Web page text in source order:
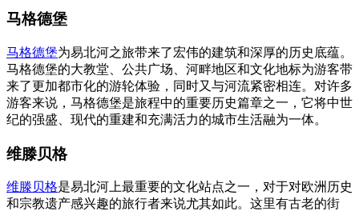
马格德堡
马格德堡为易北河之旅带来了宏伟的建筑和深厚的历史底蕴。
马格德堡的大教堂、公共广场、河畔地区和文化地标为游客带
来了更加都市化的游轮体验，同时又与河流紧密相连。对许多
游客来说，马格德堡是旅程中的重要历史篇章之一，它将中世
纪的强盛、现代的重建和充满活力的城市生活融为一体。
维滕贝格
维滕贝格是易北河上最重要的文化站点之一，对于对欧洲历史
和宗教遗产感兴趣的旅行者来说尤其如此。这里有古老的街